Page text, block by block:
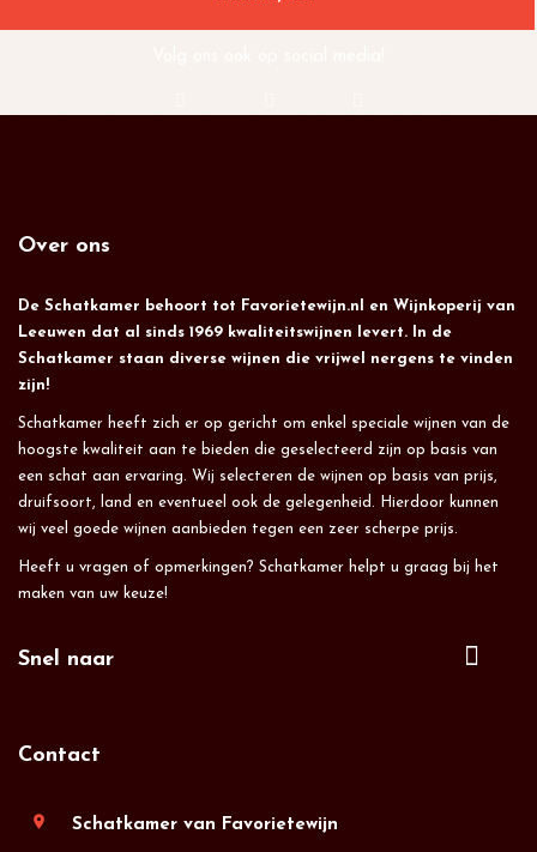
Over ons
De Schatkamer behoort tot Favorietewijn.nl en Wijnkoperij van
Leeuwen dat al sinds 1969 kwaliteitswijnen levert. In de
Schatkamer staan diverse wijnen die vrijwel nergens te vinden
zijn!
Schatkamer heeft zich er op gericht om enkel speciale wijnen van de
hoogste kwaliteit aan te bieden die geselecteerd zijn op basis van
een schat aan ervaring. Wij selecteren de wijnen op basis van prijs,
druifsoort, land en eventueel ook de gelegenheid. Hierdoor kunnen
wij veel goede wijnen aanbieden tegen een zeer scherpe prijs.
Heeft u vragen of opmerkingen? Schatkamer helpt u graag bij het
maken van uw keuze!
Snel naar
Contact
location_on Schatkamer van Favorietewijn